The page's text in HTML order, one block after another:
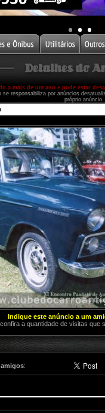
a mais de um ano e pode estar
se responsabiliza por anúncios
próprio anúncio.
Indique este anúncio a um
a quantidade de visitas que
: